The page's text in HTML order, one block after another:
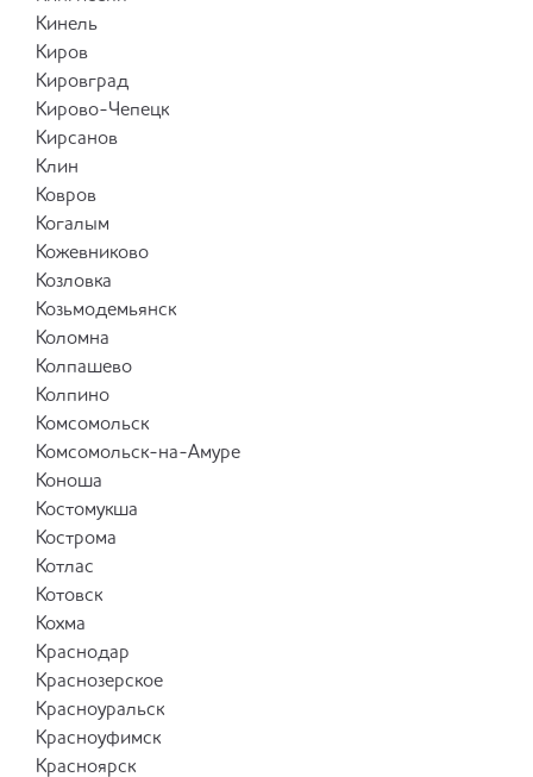
Кинель
Киров
Кировград
Кирово-Чепецк
Кирсанов
Клин
Ковров
Когалым
Кожевниково
Козловка
Козьмодемьянск
Коломна
Колпашево
Колпино
Комсомольск
Комсомольск-на-Амуре
Коноша
Костомукша
Кострома
Котлас
Котовск
Кохма
Краснодар
Краснозерское
Красноуральск
Красноуфимск
Красноярск